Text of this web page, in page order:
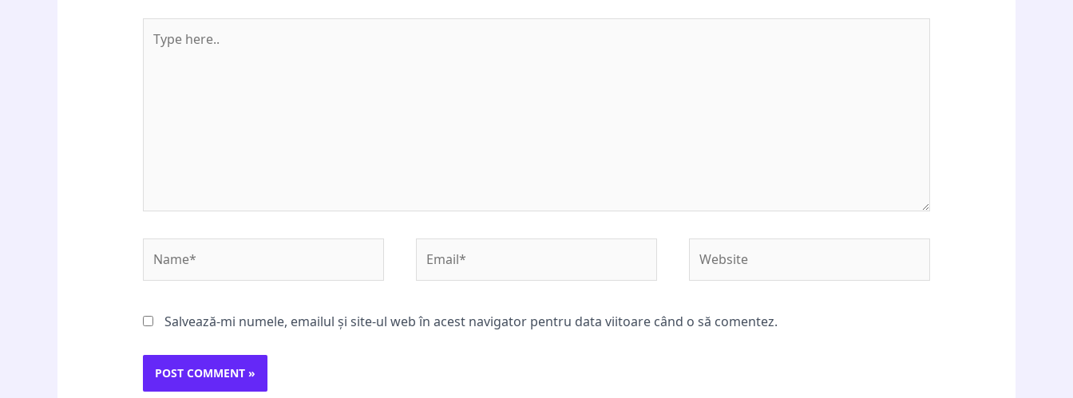
here..
Salvează-mi numele, emailul și site-ul web în acest navigator pentru data viitoare când o să comentez.